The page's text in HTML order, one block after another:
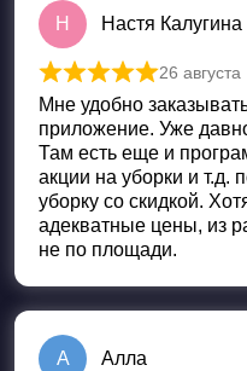
Н Настя Калугина
Оценка из 5
26 августа
Мне удобно
приложение. Уже
Там есть еще и
акции на уборки и т.д.
уборку со скидкой.
адекватные цены, из
не по площади.
А Алла